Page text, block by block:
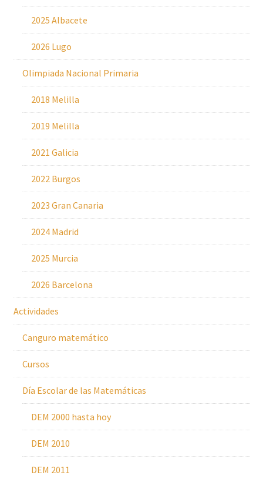
2025 Albacete
2026 Lugo
Olimpiada Nacional Primaria
2018 Melilla
2019 Melilla
2021 Galicia
2022 Burgos
2023 Gran Canaria
2024 Madrid
2025 Murcia
2026 Barcelona
Actividades
Canguro matemático
Cursos
Día Escolar de las Matemáticas
DEM 2000 hasta hoy
DEM 2010
DEM 2011